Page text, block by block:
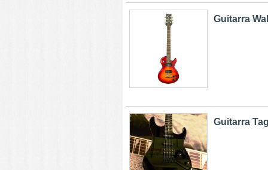
Guitarra
Guitarra